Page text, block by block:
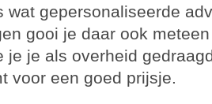
wat gepersonaliseerde
gooi je daar ook
je je als overheid
voor een goed prijsje.